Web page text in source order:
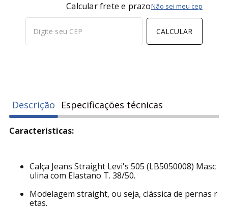
Calcular frete e prazo
CALCULAR
Não sei meu cep
Descrição Especificações técnicas
Caracteristicas:
Calça Jeans Straight Levi's 505 (LB5050008) Masc
ulina com Elastano T. 38/50.
Modelagem straight, ou seja, clássica de pernas r
etas.